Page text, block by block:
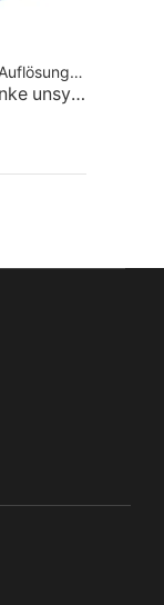
Kabel, Adapter, Auflösungen
Multicore 8 Klinke unsym / 8 RCA Cinch / 3m